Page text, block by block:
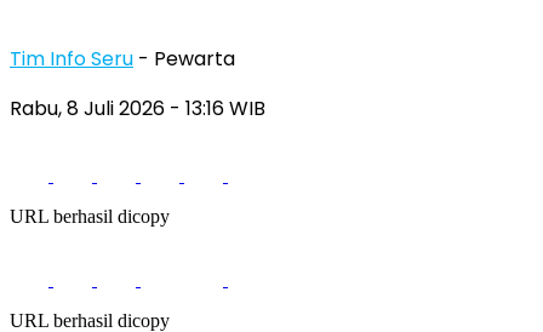
Tim Info Seru - Pewarta
Rabu, 8 Juli 2026 - 13:16 WIB
URL berhasil dicopy
URL berhasil dicopy